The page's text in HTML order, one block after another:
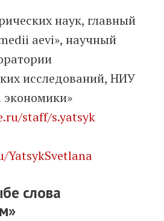
наук, главный
aevi», научный
исследований, НИУ
staff/s.yatsyk
YatsykSvetlana
слова